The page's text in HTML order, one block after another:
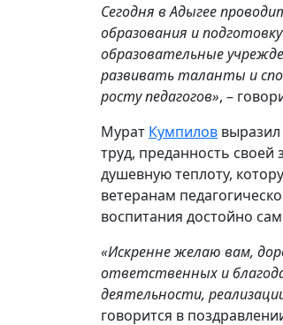
Сегодня вАдыгее
образования и
образовательные
развивать таланты и
росту педагогов», –
Мурат Кумпилов
труд, преданность
душевную теплоту,
ветеранам
воспитания достойно
«Искренне желаю вам,
ответственных и
деятельности,
говорится в